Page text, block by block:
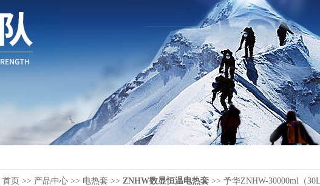
首页 >> 产品中心 >> 电热套 >> ZNHW数显恒温电热套 >> 予华ZNHW-30000ml（